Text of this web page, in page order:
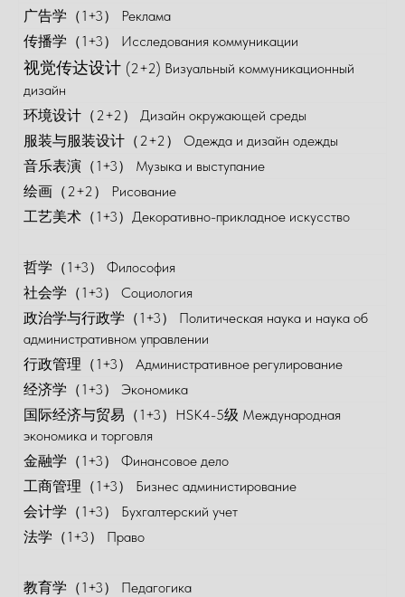
广告学（1+3） Реклама
传播学（1+3） Исследования коммуникации
视觉传达设计 (2+2) Визуальный коммуникационный
дизайн
环境设计（2+2） Дизайн окружающей среды
服装与服装设计（2+2） Одежда и дизайн одежды
音乐表演（1+3） Музыка и выступание
绘画（2+2） Рисование
工艺美术（1+3）Декоративно-прикладное искусство
哲学（1+3） Философия
社会学（1+3） Социология
政治学与行政学（1+3） Политическая наука и наука об
административном управлении
行政管理（1+3） Административное регулирование
经济学（1+3） Экономика
国际经济与贸易（1+3）HSK4-5级 Международная
экономика и торговля
金融学（1+3） Финансовое дело
工商管理（1+3） Бизнес администирование
会计学（1+3） Бухгалтерский учет
法学（1+3） Право
教育学（1+3） Педагогика